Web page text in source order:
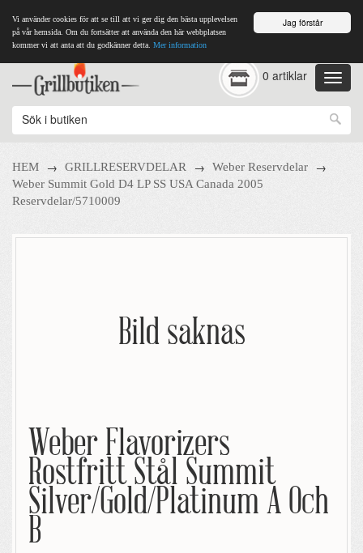
Jag förstår
Vi använder cookies för att se till att vi ger dig den bästa upplevelsen
på vår hemsida. Om du fortsätter att använda den här webbplatsen
kommer vi att anta att du godkänner detta. Mer information
0 artiklar
HEM → GRILLRESERVDELAR → Weber Reservdelar →
Weber Summit Gold D4 LP SS USA Canada 2005
Reservdelar/5710009
Bild saknas
Weber Flavorizers
Rostfritt Stål Summit
Silver/Gold/Platinum A Och
B